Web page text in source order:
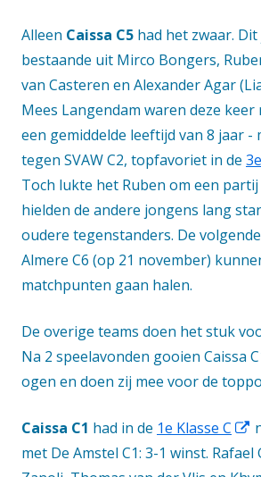
Alleen Caissa C5 had het zwaar.
bestaande uit Mirco Bongers,
van Casteren en Alexander Agar
Mees Langendam waren deze keer
een gemiddelde leeftijd van 8 jaar -
tegen SVAW C2, topfavoriet in de
Toch lukte het Ruben om een
hielden de andere jongens lang
oudere tegenstanders. De
Almere C6 (op 21 november)
matchpunten gaan halen.
De overige teams doen het stuk
Na 2 speelavonden gooien Caissa
ogen en doen zij mee voor de
Caissa C1 had in de 1e Klasse C
met De Amstel C1: 3-1 winst.